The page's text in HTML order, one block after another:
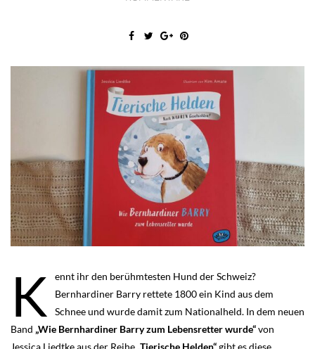
K
ennt ihr den berühmtesten Hund der Schweiz?
Bernhardiner Barry rettete 1800 ein Kind aus dem
Schnee und wurde damit zum Nationalheld. In dem neuen
Band „Wie Bernhardiner Barry zum Lebensretter wurde“von